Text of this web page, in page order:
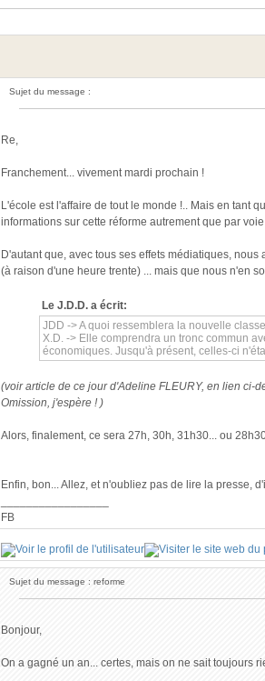
Sujet du message :
Re,
Franchement... vivement mardi prochain !
L'école est l'affaire de tout le monde !.. Mais en tant
informations sur cette réforme autrement que par
D'autant que, avec tous ses effets médiatiques,
(à raison d'une heure trente) ... mais que nous n'en
Le J.D.D. a écrit:
JDD -> A quoi ressemblera la nouvelle
X.D. -> Elle comprendra un tronc commun
économiques. Jusqu'à présent, celles-ci
(voir article de ce jour d'Adeline FLEURY, en lien ci-
Omission, j'espère ! )
Alors, finalement, ce sera 27h, 30h, 31h30... ou
Enfin, bon... Allez, et n'oubliez pas de lire la presse,
FB
Sujet du message : reforme
Bonjour,
On a gagné un an... certes, mais on ne sait toujours